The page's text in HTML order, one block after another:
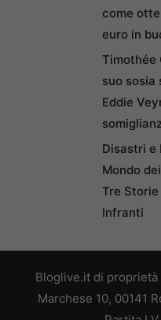
come
euro in
Timothée
suo sosia
Eddie
Disastri e
Mondo
Tre Storie
Infranti
Bloglive.it di proprietà
Marchese 10, 00141